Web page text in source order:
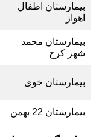
بیمارستان اطفال
اهواز
بیمارستان محمد
شهر کرج
بیمارستان خوی
بیمارستان 22 بهمن